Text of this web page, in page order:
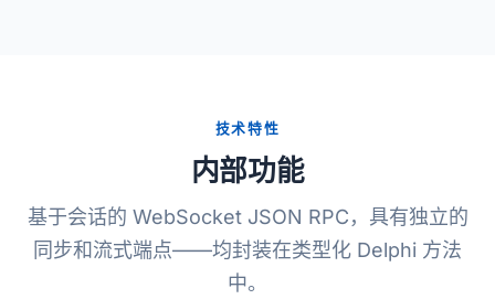
技术特性
内部功能
基于会话的 WebSocket JSON RPC，具有独立的
同步和流式端点——均封装在类型化 Delphi 方法
中。